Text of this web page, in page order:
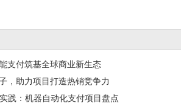
支付筑基全球商业新生态
，助力项目打造热销竞争力
践：机器自动化支付项目盘点